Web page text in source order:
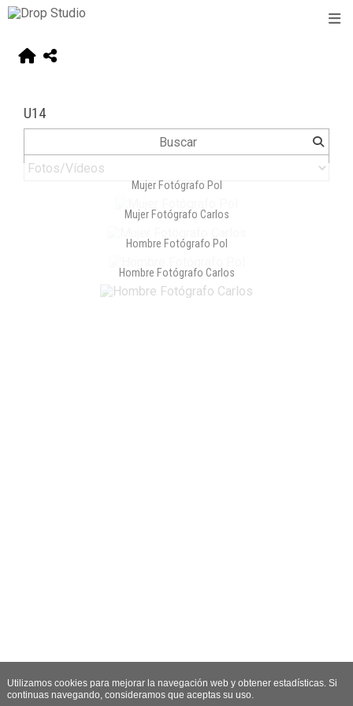
U14
Mujer Fotógrafo Pol
Mujer Fotógrafo Carlos
Hombre Fotógrafo Pol
Hombre Fotógrafo Carlos
Utilizamos cookies para mejorar la navegación web y obtener estadísticas. Si
continuas navegando, consideramos que aceptas su uso.